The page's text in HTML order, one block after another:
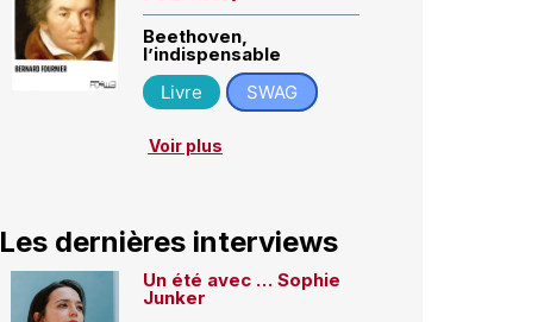
Beethoven,
l’indispensable
Livre
SWAG
Voir plus
Les dernières interviews
Un été avec … Sophie
Junker